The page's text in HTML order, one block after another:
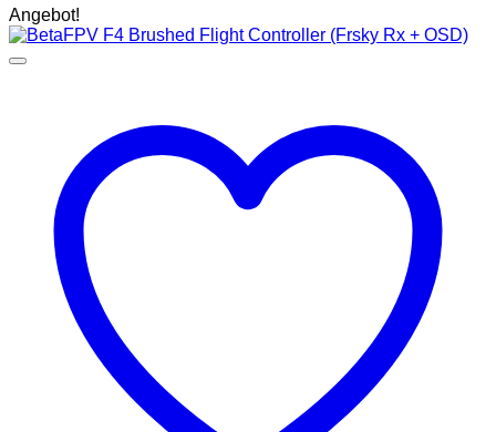
Angebot!